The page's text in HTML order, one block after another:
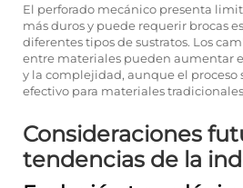
El perforado mecánico presenta
más duros y puede requerir brocas
diferentes tipos de sustratos. Los
entre materiales pueden aumentar
y la complejidad, aunque el
efectivo para materiales
Consideraciones
tendencias de la